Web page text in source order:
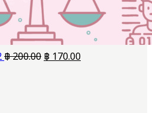
฿200.00 Original
฿170.00Current